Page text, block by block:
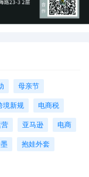
母亲节
境新规 电商税
亚马逊 电商
抱娃外套